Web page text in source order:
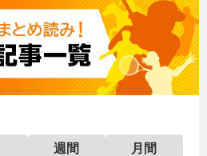
週間
月間